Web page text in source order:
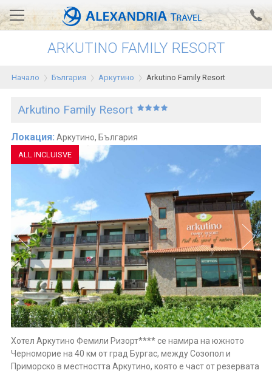
Вход за агенти Проверка на резервация
АЛЕКСАНДРИЯ хотели
Тунис
Гърция
Екскурзии
0700 18 308 Запитване
ARKUTINO FAMILY RESORT
Начало България Аркутино Arkutino Family Resort
Arkutino Family Resort
Локация: Аркутино, България
АLL INCLUISVE
Хотел Аркутино Фемили Ризорт**** се намира на южното
Черноморие на 40 км от град Бургас, между Созопол и
Приморско в местността Аркутино, която е част от резервата